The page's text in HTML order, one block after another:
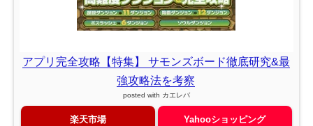
アプリ完全攻略【特集】 サモンズボード徹底研究&最
強攻略法を考察
posted with カエレバ
楽天市場 Yahooショッピング